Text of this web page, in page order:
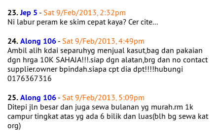
23.Jep 5 - Sat 9/Feb/2013, 2:32pm
Ni labur peram ke skim cepat kaya? Cer cite...
24.Along 106 - Sat 9/Feb/2013, 4:49pm
Ambil alih kdai separuhyg menjual kasut,bag dan pakaian
dgn hrga 10K SAHAJA!!!.siap dgn alatan,brg dan no contact
supplier.owner bpindah.siapa cpt dia dpt!!!!hubungi
0176367316
25.Along 106 - Sat 9/Feb/2013, 5:09pm
Ditepi jln besar dan juga sewa bulanan yg murah.rm 1k
campur tingkat atas yg ada 6 bilik dan luas(blh bg sewa kat
org)